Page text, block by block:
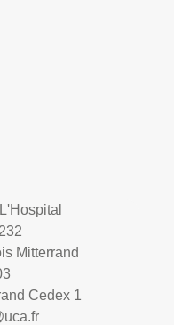
Mitterrand
Cedex 1